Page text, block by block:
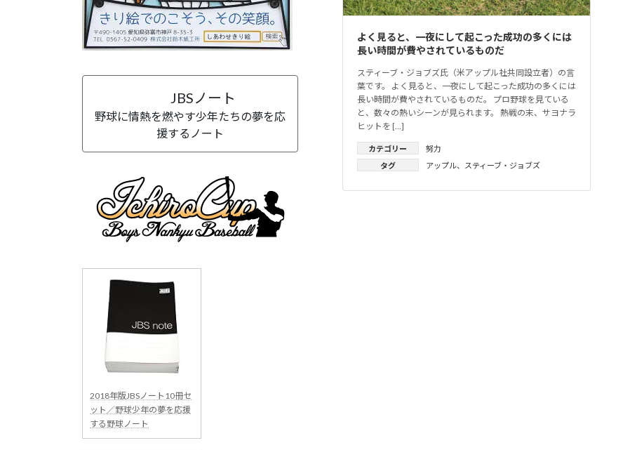
よく見ると、一夜にして起こった成功の多くには
長い時間が費やされているものだ
スティーブ・ジョブズ氏（米アップル社共同設立者）の言
葉です。 よく見ると、一夜にして起こった成功の多くには
長い時間が費やされているものだ。 プロ野球を見ている
と、数々の熱いシーンが見られます。 熱戦の末、サヨナラ
ヒットを […]
カテゴリー
努力
タグ
アップル、 スティーブ・ジョブズ
JBSノート
野球に情熱を燃やす少年たちの夢を応
援するノート
2018年版JBSノート10冊セ
ット／野球少年の夢を応援
する野球ノート